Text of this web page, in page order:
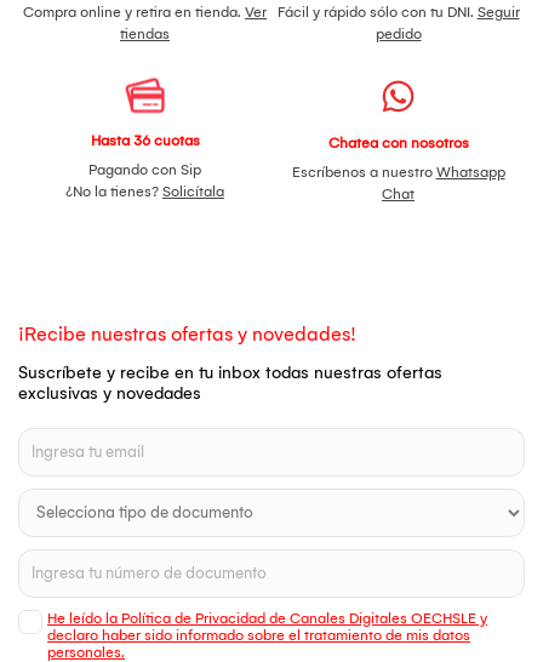
Compra online y retira en tienda. Ver
tiendas
Fácil y rápido sólo con tu DNI. Seguir
pedido
Hasta 36 cuotas
Pagando con Sip
¿No la tienes? Solicítala
Chatea con nosotros
Escríbenos a nuestro Whatsapp
Chat
¡Recibe nuestras ofertas y novedades!
Suscríbete y recibe en tu inbox todas nuestras ofertas
exclusivas y novedades
He leído la Política de Privacidad de Canales Digitales OECHSLE y
declaro haber sido informado sobre el tratamiento de mis datos
personales.